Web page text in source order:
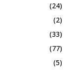
(24)
(2)
(33)
(77)
(5)